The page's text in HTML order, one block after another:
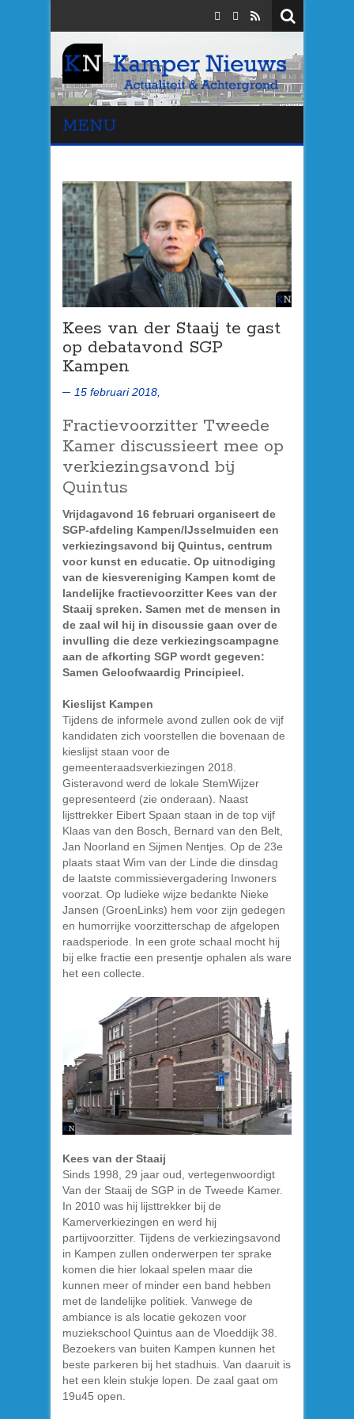
MENU
Kees van der Staaij te gast
op debatavond SGP
Kampen
15 februari 2018,
Fractievoorzitter Tweede
Kamer discussieert mee op
verkiezingsavond bij
Quintus
Vrijdagavond 16 februari organiseert de
SGP-afdeling Kampen/IJsselmuiden een
verkiezingsavond bij Quintus, centrum
voor kunst en educatie. Op uitnodiging
van de kiesvereniging Kampen komt de
landelijke fractievoorzitter Kees van der
Staaij spreken. Samen met de mensen in
de zaal wil hij in discussie gaan over de
invulling die deze verkiezingscampagne
aan de afkorting SGP wordt gegeven:
Samen Geloofwaardig Principieel.
Kieslijst Kampen
Tijdens de informele avond zullen ook de vijf
kandidaten zich voorstellen die bovenaan de
kieslijst staan voor de
gemeenteraadsverkiezingen 2018.
Gisteravond werd de lokale StemWijzer
gepresenteerd (zie onderaan). Naast
lijsttrekker Eibert Spaan staan in de top vijf
Klaas van den Bosch, Bernard van den Belt,
Jan Noorland en Sijmen Nentjes. Op de 23e
plaats staat Wim van der Linde die dinsdag
de laatste commissievergadering Inwoners
voorzat. Op ludieke wijze bedankte Nieke
Jansen (GroenLinks) hem voor zijn gedegen
en humorrijke voorzitterschap de afgelopen
raadsperiode. In een grote schaal mocht hij
bij elke fractie een presentje ophalen als ware
het een collecte.
Kees van der Staaij
Sinds 1998, 29 jaar oud, vertegenwoordigt
Van der Staaij de SGP in de Tweede Kamer.
In 2010 was hij lijsttrekker bij de
Kamerverkiezingen en werd hij
partijvoorzitter. Tijdens de verkiezingsavond
in Kampen zullen onderwerpen ter sprake
komen die hier lokaal spelen maar die
kunnen meer of minder een band hebben
met de landelijke politiek. Vanwege de
ambiance is als locatie gekozen voor
muziekschool Quintus aan de Vloeddijk 38.
Bezoekers van buiten Kampen kunnen het
beste parkeren bij het stadhuis. Van daaruit is
het een klein stukje lopen. De zaal gaat om
19u45 open.